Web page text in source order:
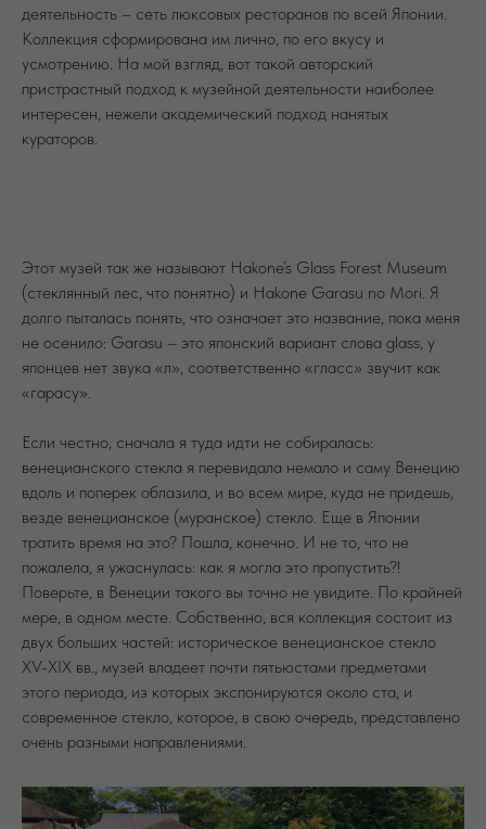
деятельность – сеть люксовых ресторанов по всей Японии.
Коллекция сформирована им лично, по его вкусу и
усмотрению. На мой взгляд, вот такой авторский
пристрастный подход к музейной деятельности наиболее
интересен, нежели академический подход нанятых
кураторов.
Этот музей так же называют Hakone’s Glass Forest Museum
(стеклянный лес, что понятно) и Hakone Garasu no Mori. Я
долго пыталась понять, что означает это название, пока меня
не осенило: Garasu – это японский вариант слова glass, у
японцев нет звука «л», соответственно «гласс» звучит как
«гарасу».
Если честно, сначала я туда идти не собиралась:
венецианского стекла я перевидала немало и саму Венецию
вдоль и поперек облазила, и во всем мире, куда не придешь,
везде венецианское (муранское) стекло. Еще в Японии
тратить время на это? Пошла, конечно. И не то, что не
пожалела, я ужаснулась: как я могла это пропустить?!
Поверьте, в Венеции такого вы точно не увидите. По крайней
мере, в одном месте. Собственно, вся коллекция состоит из
двух больших частей: историческое венецианское стекло
XV-XIX вв., музей владеет почти пятьюстами предметами
этого периода, из которых экспонируются около ста, и
современное стекло, которое, в свою очередь, представлено
очень разными направлениями.